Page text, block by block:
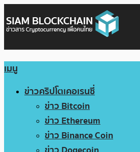
เมนู
ข่าวคริปโตเคอเรนซี่
ข่าว Bitcoin
ข่าว Ethereum
ข่าว Binance Coin